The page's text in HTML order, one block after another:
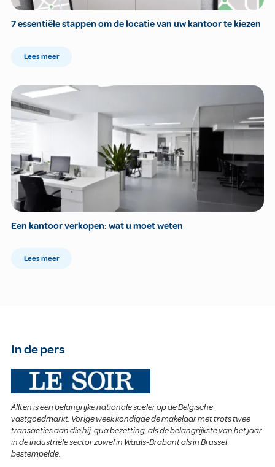
7 essentiële stappen om de locatie van uw kantoor te kiezen
Lees meer
Een kantoor verkopen: wat u moet weten
Lees meer
In de pers
Allten is een belangrijke nationale speler op de Belgische
vastgoedmarkt. Vorige week kondigde de makelaar met trots twee
transacties aan die hij, qua bezetting, als de belangrijkste van het jaar
in de industriële sector zowel in Waals-Brabant als in Brussel
bestempelde.